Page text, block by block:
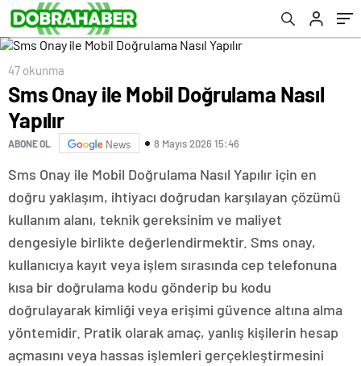
47 okunma
Sms Onay ile Mobil Doğrulama Nasıl
Yapılır
ABONE OL News 8 Mayıs 2026 15:46
Sms Onay ile Mobil Doğrulama Nasıl Yapılır için en
doğru yaklaşım, ihtiyacı doğrudan karşılayan çözümü
kullanım alanı, teknik gereksinim ve maliyet
dengesiyle birlikte değerlendirmektir. Sms onay,
kullanıcıya kayıt veya işlem sırasında cep telefonuna
kısa bir doğrulama kodu gönderip bu kodu
doğrulayarak kimliği veya erişimi güvence altına alma
yöntemidir. Pratik olarak amaç, yanlış kişilerin hesap
açmasını veya hassas işlemleri gerçekleştirmesini